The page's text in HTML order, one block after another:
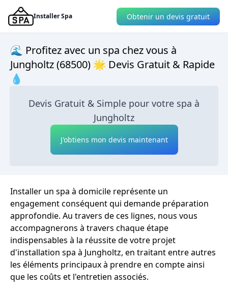
Installer Spa Obtenir un devis gratuit
🌊 Profitez avec un spa chez vous à
Jungholtz (68500) 🌟 Devis Gratuit & Rapide
💧
Devis Gratuit & Simple pour votre spa à
Jungholtz
J'obtiens mon devis maintenant
Installer un spa à domicile représente un
engagement conséquent qui demande préparation
approfondie. Au travers de ces lignes, nous vous
accompagnerons à travers chaque étape
indispensables à la réussite de votre projet
d'installation spa à Jungholtz, en traitant entre autres
les éléments principaux à prendre en compte ainsi
que les coûts et l'entretien associés.